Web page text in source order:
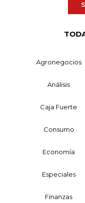
Agronegocios
Análisis
Caja Fuerte
Consumo
Economía
Especiales
Finanzas